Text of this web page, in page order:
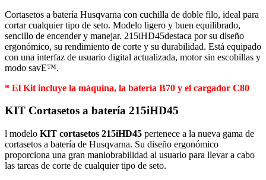
Cortasetos a batería Husqvarna con cuchilla de doble filo, ideal para
cortar cualquier tipo de seto. Modelo ligero y buen equilibrado,
sencillo de encender y manejar. 215iHD45destaca por su diseño
ergonómico, su rendimiento de corte y su durabilidad. Está equipado
con una interfaz de usuario digital actualizada, motor sin escobillas y
modo savE™.
* El Kit incluye la máquina, la batería B70 y el cargador C80
KIT Cortasetos a batería 215iHD45
l modelo KIT cortasetos 215iHD45 pertenece a la nueva gama de
cortasetos a batería de Husqvarna. Su diseño ergonómico
proporciona una gran maniobrabilidad al usuario para llevar a cabo
las tareas de corte de cualquier tipo de seto.